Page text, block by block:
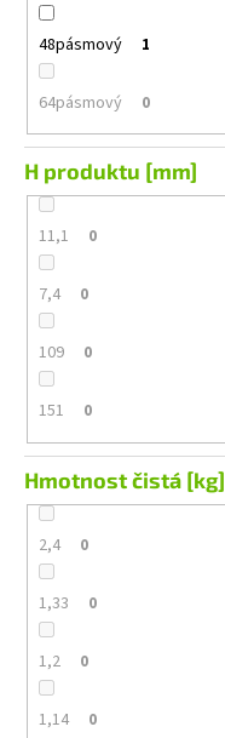
48pásmový 1
64pásmový 0
H produktu [mm]
11,1 0
7,4 0
109 0
151 0
Hmotnost čistá [kg]
2,4 0
1,33 0
1,2 0
1,14 0